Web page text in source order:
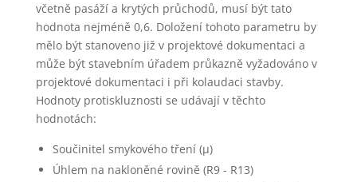
včetně pasáží a krytých průchodů, musí být tato
hodnota nejméně 0,6. Doložení tohoto parametru by
mělo být stanoveno již v projektové dokumentaci a
může být stavebním úřadem průkazně vyžadováno v
projektové dokumentaci i při kolaudaci stavby.
Hodnoty protiskluznosti se udávají v těchto
hodnotách:
Součinitel smykového tření (µ)
Úhlem na nakloněné rovině (R9 - R13)